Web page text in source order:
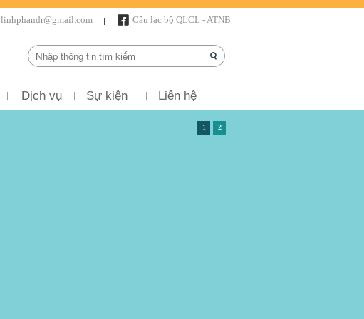
Câu lạc bộ QLCL - ATNB
linhphandr@gmail.com
Dịch vụ Sự kiện Liên hệ
1 2